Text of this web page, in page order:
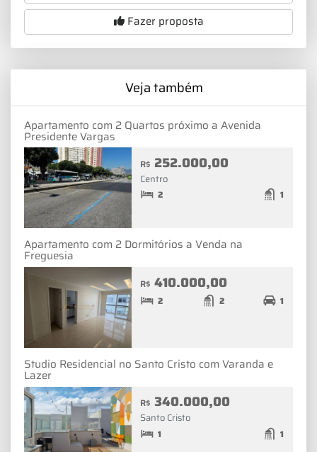
Fazer proposta
Veja também
Apartamento com 2 Quartos próximo a Avenida
Presidente Vargas
R$ 252.000,00
Centro
2 1
Apartamento com 2 Dormitórios a Venda na
Freguesia
R$ 410.000,00
2 2 1
Studio Residencial no Santo Cristo com Varanda e
Lazer
R$ 340.000,00
Santo Cristo
1 1